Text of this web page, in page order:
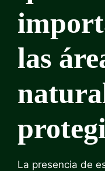
las
La presencia de